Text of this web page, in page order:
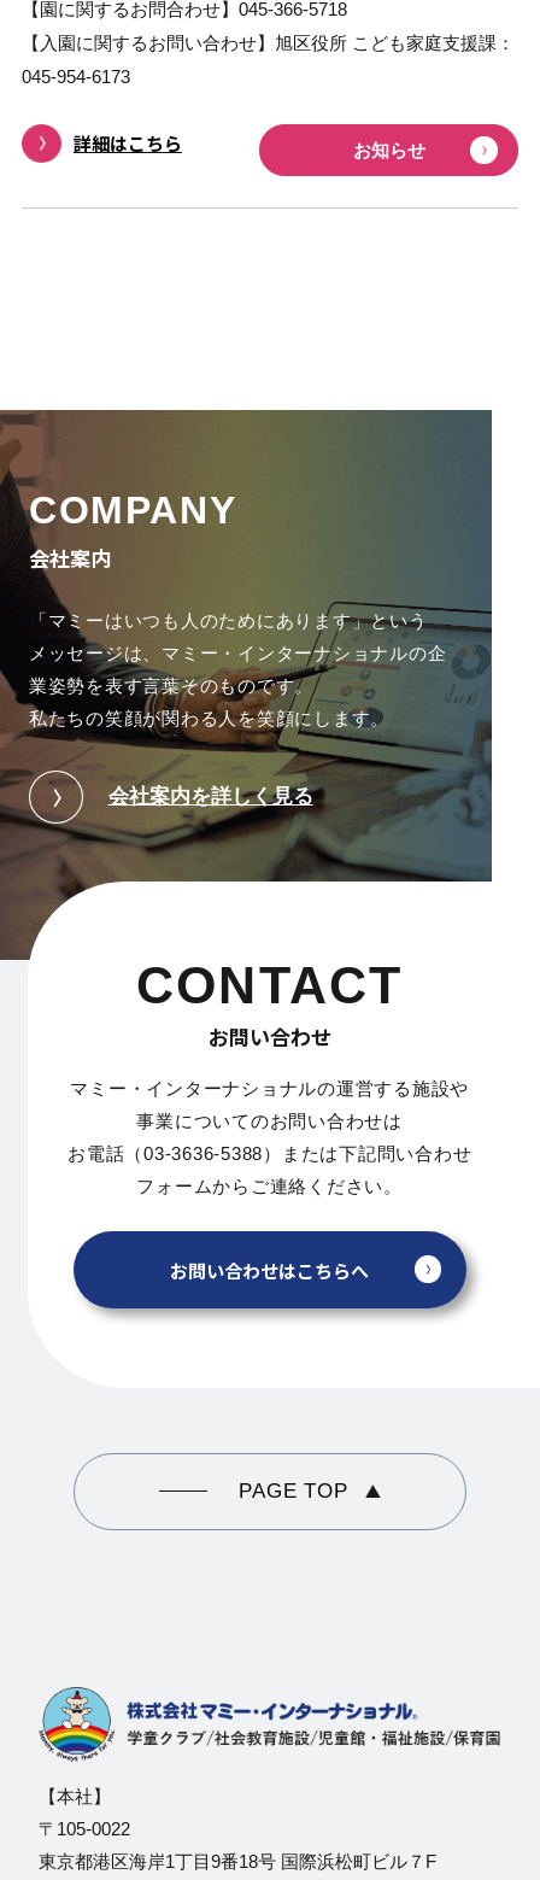
【園に関するお問合わせ】045-366-5718
【入園に関するお問い合わせ】旭区役所 こども家庭支援課：
045-954-6173
詳細はこちら お知らせ
COMPANY
会社案内
「マミーはいつも人のためにあります」という
メッセージは、 マミー・インターナショナルの企
業姿勢を表す言葉そのものです。
私たちの笑顔が関わる人を笑顔にします。
会社案内を詳しく見る
CONTACT
お問い合わせ
マミー・インターナショナルの運営する施設や
事業についてのお問い合わせは
お電話（03-3636-5388）または下記問い合わせ
フォームからご連絡ください。
お問い合わせはこちらへ
PAGE TOP
【本社】
〒105-0022
東京都港区海岸1丁目9番18号 国際浜松町ビル７F